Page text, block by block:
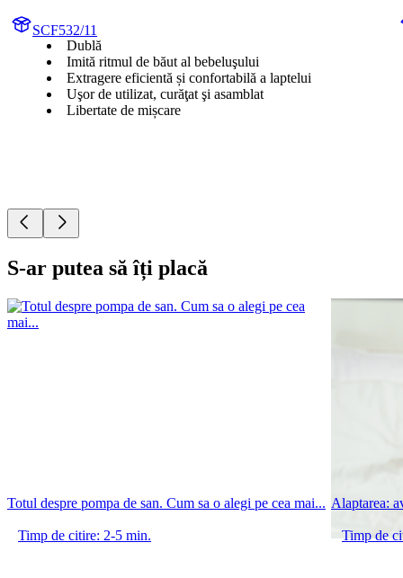
SCF532/11
Dublă
Imită ritmul de băut al bebeluşului
Extragere eficientă și confortabilă a laptelui
Uşor de utilizat, curăţat şi asamblat
Libertate de mișcare
S-ar putea să îți placă
Totul despre pompa de san. Cum sa o alegi pe cea mai...
Timp de citire: 2-5 min.
Alaptarea:
Timp de